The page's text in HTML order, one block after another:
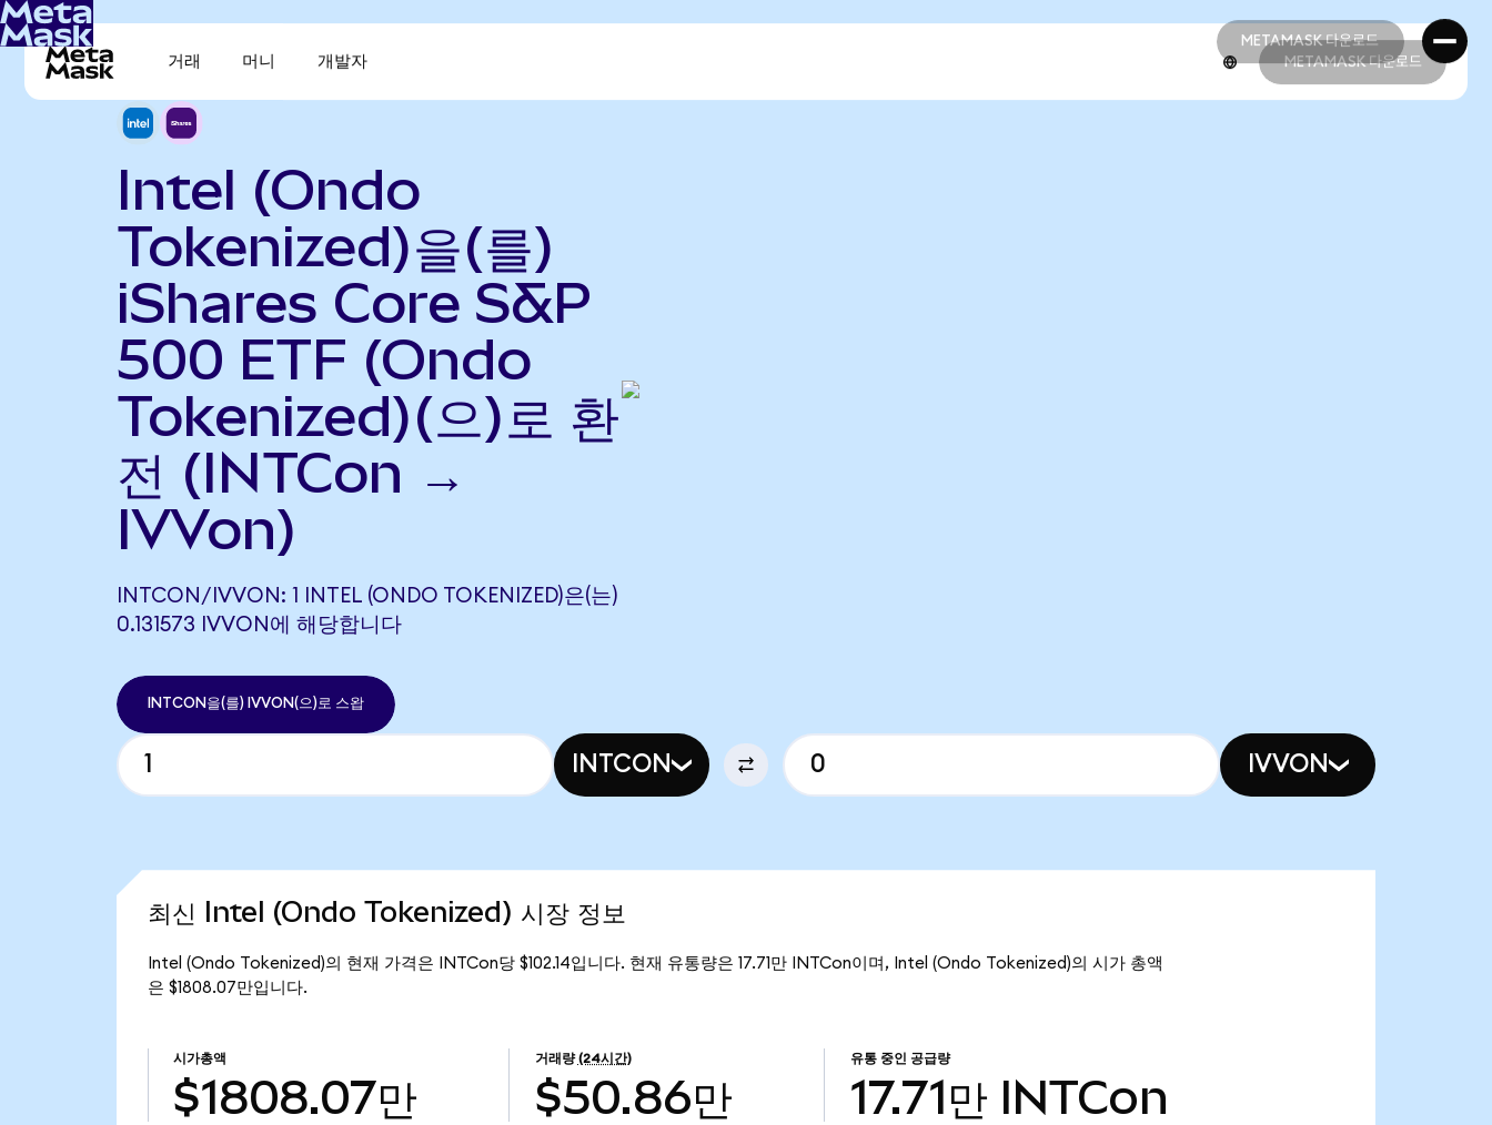
METAMASK 다운로드
METAMASK 다운로드
거래 머니 개발자 METAMASK 다운로드
Intel (Ondo
Tokenized)을(를)
iShares Core S&P
500 ETF (Ondo
Tokenized)(으)로 환
전 (INTCon →
IVVon)
INTCON/IVVON: 1 INTEL (ONDO TOKENIZED)은(는)
0.131573 IVVON에 해당합니다
INTCON을(를) IVVON(으)로 스왑
INTCON IVVON
최신 Intel (Ondo Tokenized) 시장 정보
Intel (Ondo Tokenized)의 현재 가격은 INTCon당 $102.14입니다. 현재 유통량은 17.71만 INTCon이며, Intel (Ondo Tokenized)의 시가 총액
은 $1808.07만입니다.
시가총액
$1808.07만
거래량 (24시간)
$50.86만
유통 중인 공급량
17.71만 INTCon